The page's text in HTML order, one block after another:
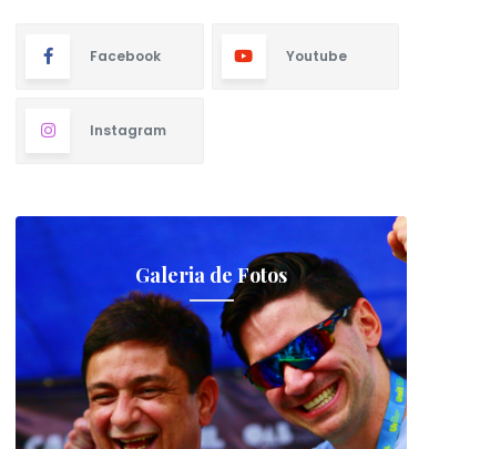
Facebook Youtube
Instagram
Galeria de Fotos